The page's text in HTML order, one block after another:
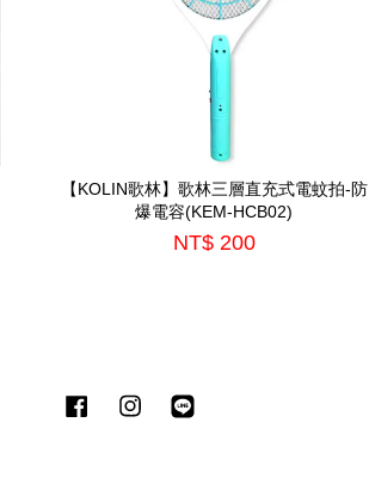
【KOLIN歌林】歌林三層直充式電蚊拍-防
爆電容(KEM-HCB02)
NT$ 200
Facebook Instagram